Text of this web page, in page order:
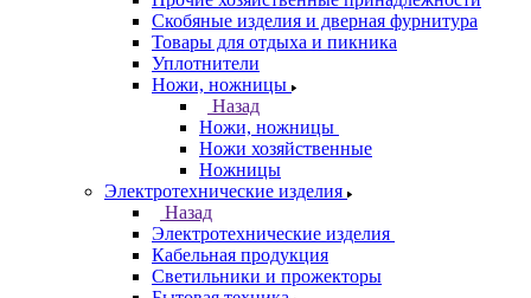
Скобяные изделия и дверная фурнитура
Товары для отдыха и пикника
Уплотнители
Ножи, ножницы
Назад
Ножи, ножницы
Ножи хозяйственные
Ножницы
Электротехнические изделия
Назад
Электротехнические изделия
Кабельная продукция
Светильники и прожекторы